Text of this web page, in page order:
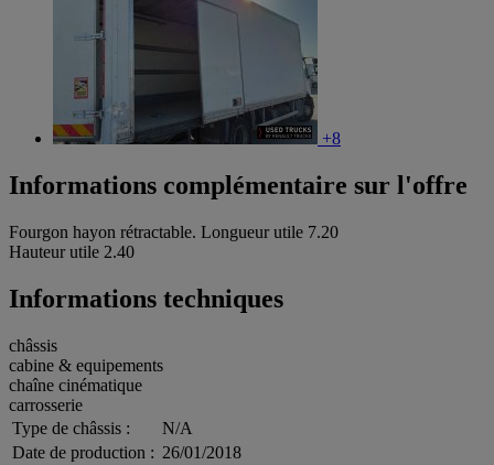
+8
Informations complémentaire sur l'offre
Fourgon hayon rétractable. Longueur utile 7.20
Hauteur utile 2.40
Informations techniques
châssis
cabine & equipements
chaîne cinématique
carrosserie
Type de châssis :
N/A
Date de production : 26/01/2018